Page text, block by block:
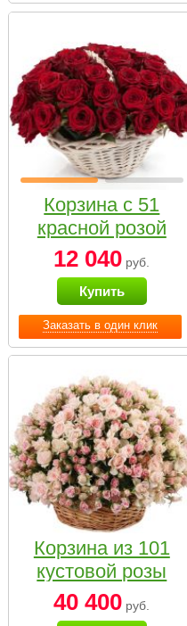
Заказать в один клик
Корзина с 51
красной розой
12 040 руб.
Купить
Корзина из 101
кустовой розы
нежных тонов
40 400 руб.